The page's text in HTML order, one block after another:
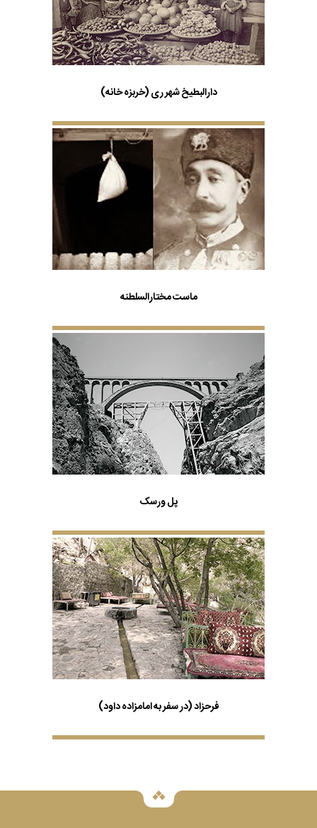
دارالبطیخ شهر ری (خربزه خانه)
ماست مختارالسلطنه
پل ورسک
فرحزاد (در سفر به امامزاده داود)